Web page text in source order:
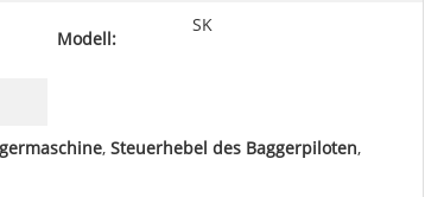
Modell:
SK
, Steuerhebel des Baggerpiloten,